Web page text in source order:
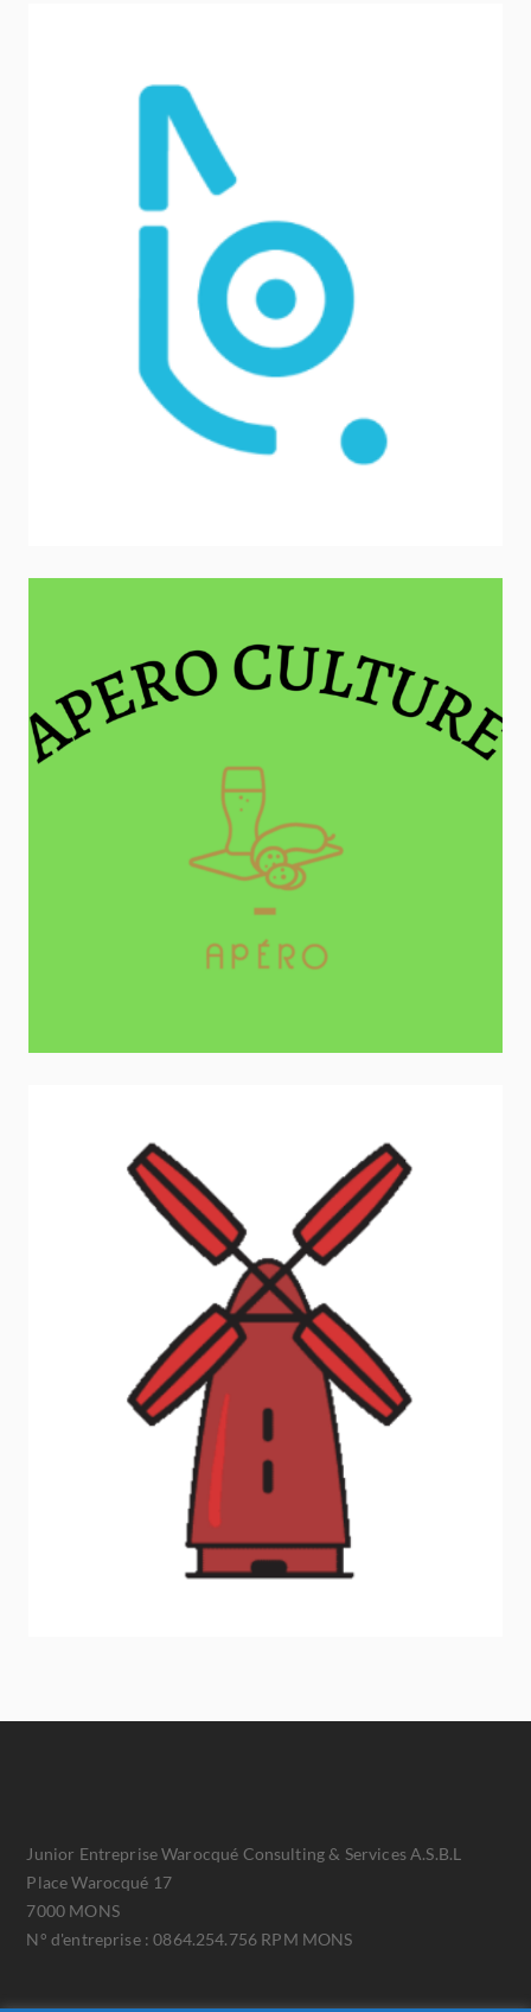
Junior Entreprise Warocqué Consulting & Services A.S.B.L
Place Warocqué 17
7000 MONS
N° d'entreprise : 0864.254.756 RPM MONS